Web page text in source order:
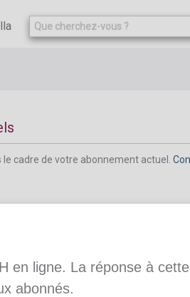
cadre de votre abonnement actuel.
en ligne. La réponse à cette
abonnés.